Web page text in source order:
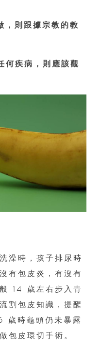
則跟據宗教的教
何疾病，則應該觀
澡時，孩子排尿時
有包皮炎，有沒有
14 歲左右步入青
割包皮知識，提醒
歲時龜頭仍未暴露
包皮環切手術。